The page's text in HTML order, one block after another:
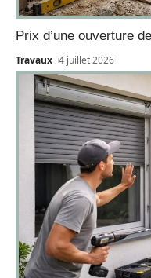
Prix d’une ouverture
Travaux 4 juillet 2026